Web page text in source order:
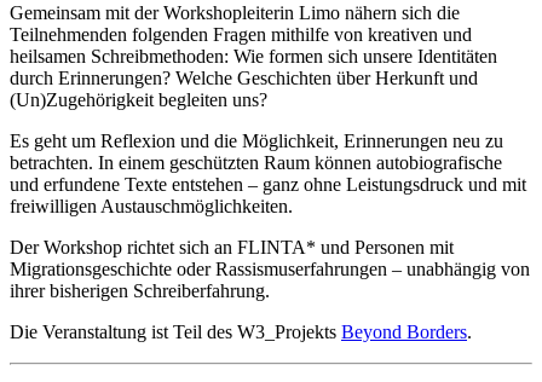
Gemeinsam mit der Workshopleiterin Limo nähern sich die
Teilnehmenden folgenden Fragen mithilfe von kreativen und
heilsamen Schreibmethoden: Wie formen sich unsere Identitäten
durch Erinnerungen? Welche Geschichten über Herkunft und
(Un)Zugehörigkeit begleiten uns?
Es geht um Reflexion und die Möglichkeit, Erinnerungen neu zu
betrachten. In einem geschützten Raum können autobiografische
und erfundene Texte entstehen – ganz ohne Leistungsdruck und mit
freiwilligen Austauschmöglichkeiten.
Der Workshop richtet sich an FLINTA* und Personen mit
Migrationsgeschichte oder Rassismuserfahrungen – unabhängig von
ihrer bisherigen Schreiberfahrung.
Die Veranstaltung ist Teil des W3_Projekts Beyond Borders.